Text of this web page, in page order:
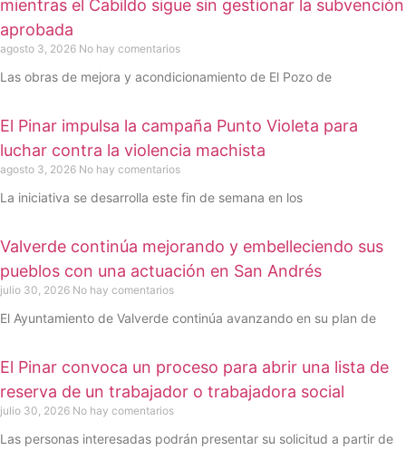
mientras el Cabildo sigue sin gestionar la subvención
aprobada
agosto 3, 2026 No hay comentarios
Las obras de mejora y acondicionamiento de El Pozo de
El Pinar impulsa la campaña Punto Violeta para
luchar contra la violencia machista
agosto 3, 2026 No hay comentarios
La iniciativa se desarrolla este fin de semana en los
Valverde continúa mejorando y embelleciendo sus
pueblos con una actuación en San Andrés
julio 30, 2026 No hay comentarios
El Ayuntamiento de Valverde continúa avanzando en su plan de
El Pinar convoca un proceso para abrir una lista de
reserva de un trabajador o trabajadora social
julio 30, 2026 No hay comentarios
Las personas interesadas podrán presentar su solicitud a partir de